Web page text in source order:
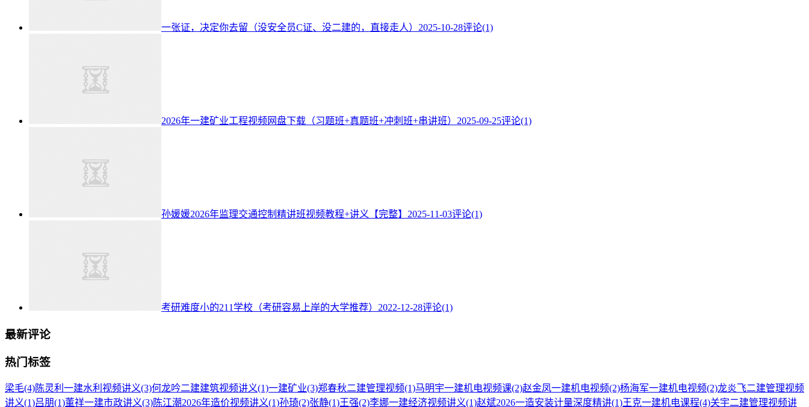
一张证，决定你去留（没安全员C证、没二建的，直接走人） 2025-10-28评论(1)
2026年一建矿业工程视频网盘下载（习题班+真题班+冲刺班+串讲班） 2025-09-25评论(1)
孙媛媛2026年监理交通控制精讲班视频教程+讲义【完整】 2025-11-03评论(1)
考研难度小的211学校（考研容易上岸的大学推荐） 2022-12-28评论(1)
最新评论
热门标签
梁毛(4)陈灵利一建水利视频讲义(3)何龙吟二建建筑视频讲义(1)一建矿业(3)郑春秋二建管理视频(1)马明宇一建机电视频课(2)赵金凤一建机电视频(2)杨海军一建机电视频(2)龙炎飞二建管理视频
讲义(1)吕朋(1)董祥一建市政讲义(3)陈江潮2026年造价视频讲义(1)孙琦(2)张静(1)王强(2)李娜一建经济视频讲义(1)赵斌2026一造安装计量深度精讲(1)王克一建机电课程(4)关宇二建管理视频讲